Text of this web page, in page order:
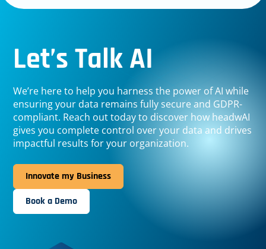
Let’s Talk AI
We’re here to help you harness the power of AI while
ensuring your data remains fully secure and GDPR-
compliant. Reach out today to discover how headwAI
gives you complete control over your data and drives
impactful results for your organization.
Innovate my Business
Book a Demo